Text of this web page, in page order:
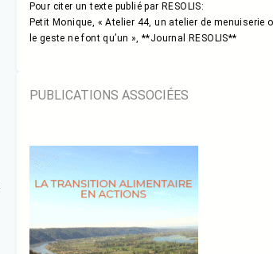
Pour citer un texte publié par RESOLIS:
Petit Monique, « Atelier 44, un atelier de menuiserie
le geste ne font qu’un », **Journal RESOLIS**
PUBLICATIONS ASSOCIÉES